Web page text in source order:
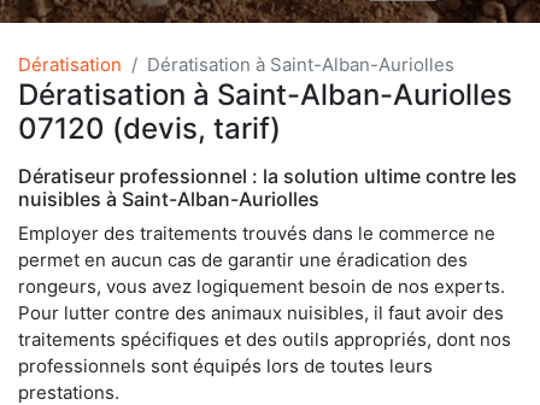
Dératisation Dératisation à Saint-Alban-Auriolles
Dératisation à Saint-Alban-Auriolles
07120 (devis, tarif)
Dératiseur professionnel : la solution ultime contre les
nuisibles à Saint-Alban-Auriolles
Employer des traitements trouvés dans le commerce ne
permet en aucun cas de garantir une éradication des
rongeurs, vous avez logiquement besoin de nos experts.
Pour lutter contre des animaux nuisibles, il faut avoir des
traitements spécifiques et des outils appropriés, dont nos
professionnels sont équipés lors de toutes leurs
prestations.